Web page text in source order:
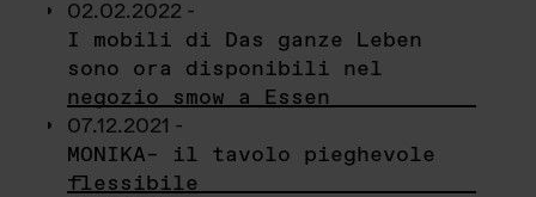
02.02.2022 -
I mobili di Das ganze Leben
sono ora disponibili nel
negozio smow a Essen
07.12.2021 -
MONIKA– il tavolo pieghevole
flessibile